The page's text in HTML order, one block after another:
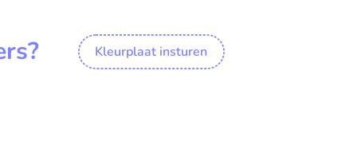
Kleurplaat insturen